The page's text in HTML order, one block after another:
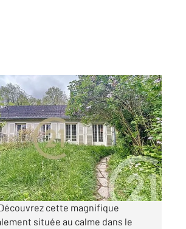
pièces
vendre
900 €
dédié
cette magnifique
située au calme dans le